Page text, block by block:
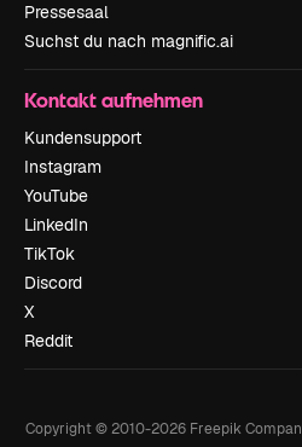
Pressesaal
Suchst du nach magnific.ai
Kontakt aufnehmen
Kundensupport
Instagram
YouTube
LinkedIn
TikTok
Discord
X
Reddit
Copyright © 2010-2026Freepik